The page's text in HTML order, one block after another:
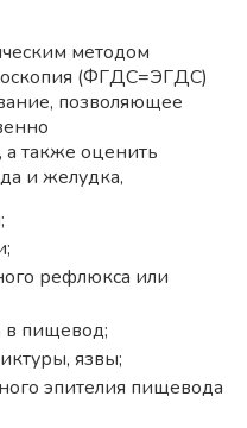
методом
(ФГДС=ЭГДС)
позволяющее
также оценить
и желудка,
рефлюкса или
в пищевод;
язвы;
эпителия пищевода